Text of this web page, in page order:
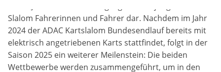
Slalom Fahrerinnen und Fahrer dar. Nachdem im Jahr
2024 der ADAC Kartslalom Bundesendlauf bereits mit
elektrisch angetriebenen Karts stattfindet, folgt in der
Saison 2025 ein weiterer Meilenstein: Die beiden
Wettbewerbe werden zusammengeführt, um in den
Notwendige Cookies ermöglichen die Kernfunktionalität
einer Website. Sie helfen dabei, die Website nutzbar zu
machen, indem sie grundlegende Funktionen
ermöglichen. Ohne diese Cookies kann die Website nicht
richtig funktionieren.